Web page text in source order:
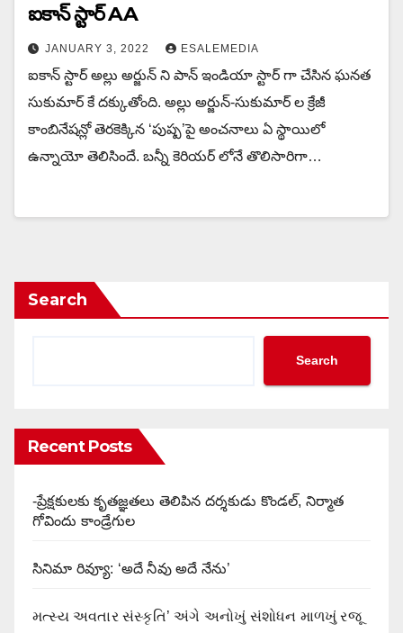
ఐకాన్ స్టార్ AA
JANUARY 3, 2022 ESALEMEDIA
ఐకాన్ స్టార్ అల్లు అర్జున్ ని పాన్ ఇండియా స్టార్ గా చేసిన ఘనత
సుకుమార్ కే దక్కుతోంది. అల్లు అర్జున్-సుకుమార్ ల క్రేజీ
కాంబినేషన్లో తెరకెక్కిన ‘పుష్ప’పై అంచనాలు ఏ స్థాయిలో
ఉన్నాయో తెలిసిందే. బన్నీ కెరియర్ లోనే తొలిసారిగా…
Search
Search
Recent Posts
-ప్రేక్షకులకు కృతజ్ఞతలు తెలిపిన దర్శకుడు కొండల్, నిర్మాత
గోవిందు కాండ్రేగుల
సినిమా రివ్యూ: ‘అదే నీవు అదే నేను’
મત્સ્ય અવતાર સંસ્કૃતિ’ અંગે અનોખું સંશોધન માળખું રજૂ